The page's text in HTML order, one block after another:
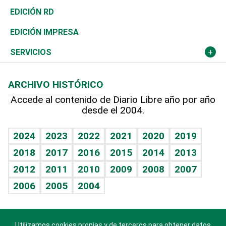
Ocenanía
Caribe
Resto del mundo
Telecom.
Global y variable
Economía personal
Sociales
Novedades
Podcast Arte Libre
Hablando con el pediatra
Vida y familia
Eñe
Celebrando la vida
Sin complejos
En pocas palabras
Tenis
Olimpismo
Más deportes
TBT Deportivo
El Espía
Noticiero Poteleche
Columnistas
Más firmas
Historia
Martes de tecnología
Cambio climático
Revista
Deportes
Opinión
Hecho en casa
Guía del dinero
EDICIÓN RD
EDICIÓN IMPRESA
SERVICIOS
Cumpleaños
Horóscopos
Crucigramas
ARCHIVO HISTÓRICO
Accede al contenido de Diario Libre año por año
desde el 2004.
2024 2023 2022 2021 2020
2019
2018
2017 2016 2015 2014
2013
2012
2011 2010 2009 2008
2007
2006
2005 2004